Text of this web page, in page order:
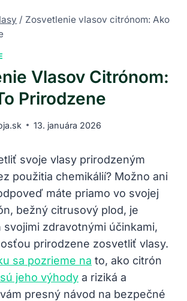
/ Zosvetlenie vlasov citrónom: Ako
Vlasov Citrónom:
Prirodzene
13. januára 2026
svoje vlasy prirodzeným
použitia chemikálií? Možno ani
máte priamo vo svojej
bežný citrusový plod, je
svojimi zdravotnými účinkami,
prirodzene zosvetliť vlasy.
sa pozrieme na to, ako citrón
jeho výhody a riziká a
presný návod na bezpečné